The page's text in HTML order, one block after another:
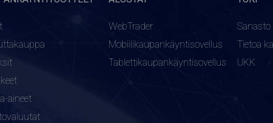
aineet
WebTrader
Mobiilikaupankäyntisovellus
Tablettikaupankäyntisovellus
Sanasto
Tietoa
UKK